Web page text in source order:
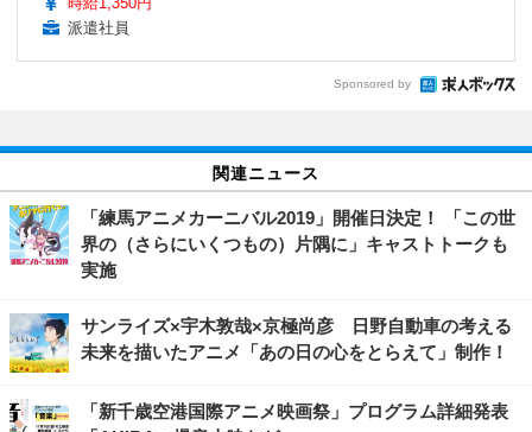
派遣社員
Sponsored by
関連ニュース
「練馬アニメカーニバル2019」開催日決定！ 「この世
界の（さらにいくつもの）片隅に」キャストトークも
実施
サンライズ×宇木敦哉×京極尚彦 日野自動車の考える
未来を描いたアニメ「あの日の心をとらえて」制作！
「新千歳空港国際アニメ映画祭」プログラム詳細発表